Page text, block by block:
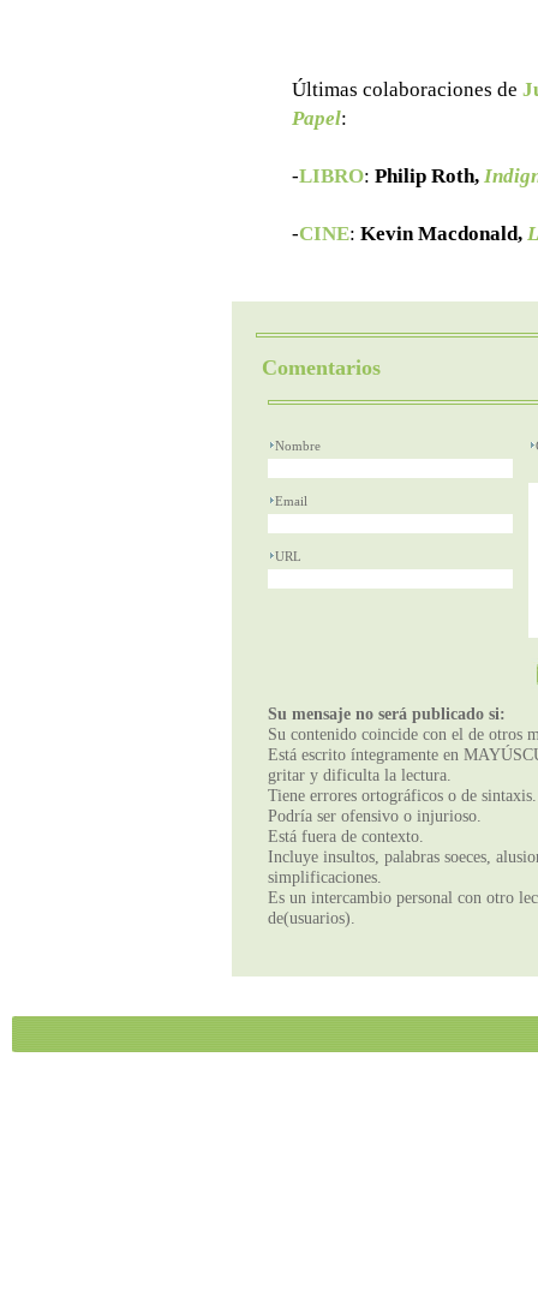
Últimas colaboraciones de
Papel:
-LIBRO: Philip Roth,
-CINE: Kevin Macdonald,
Comentarios
Nombre
Email
URL
Su mensaje no será publicado si:
Su contenido coincide con el de otros
Está escrito íntegramente en
gritar y dificulta la lectura.
Tiene errores ortográficos o de sintaxis.
Podría ser ofensivo o injurioso.
Está fuera de contexto.
Incluye insultos, palabras soeces,
simplificaciones.
Es un intercambio personal con otro
de(usuarios).